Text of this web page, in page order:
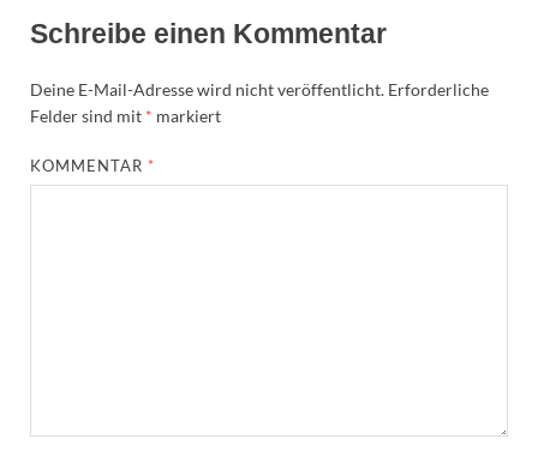
Schreibe einen Kommentar
Deine E-Mail-Adresse wird nicht veröffentlicht. Erforderliche
Felder sind mit * markiert
KOMMENTAR *